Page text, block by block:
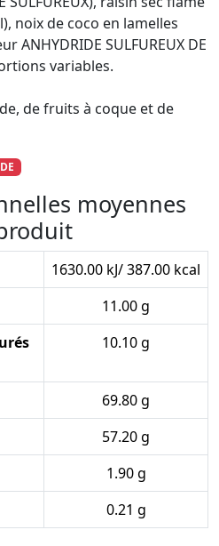
noix de coco en lamelles
ANHYDRIDE SULFUREUX DE
variables.
de fruits à coque et de
moyennes
1630.00 kJ/ 387.00 kcal
11.00 g
10.10 g
69.80 g
57.20 g
1.90 g
0.21 g